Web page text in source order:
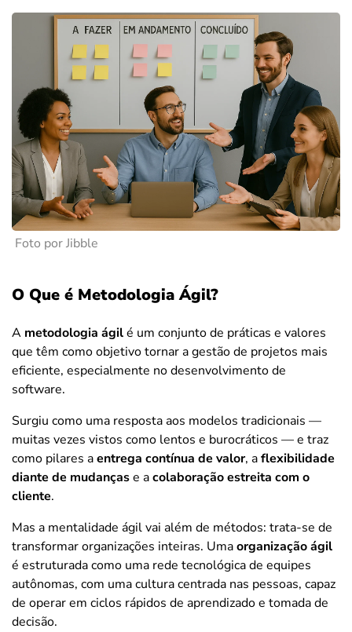
Foto por Jibble
O Que é Metodologia Ágil?
A metodologia ágilé um conjunto de práticas e valores
que têm como objetivo tornar a gestão de projetos mais
eficiente, especialmente no desenvolvimento de
software.
Surgiu como uma resposta aos modelos tradicionais —
muitas vezes vistos como lentos e burocráticos — e traz
como pilares aentrega contínua de valor, aflexibilidade
diante de mudançase acolaboração estreita com o
cliente.
Mas a mentalidade ágil vai além de métodos: trata-se de
transformar organizações inteiras. Umaorganização ágil
é estruturada como uma rede tecnológica de equipes
autônomas, com uma cultura centrada nas pessoas, capaz
de operar em ciclos rápidos de aprendizado e tomada de
decisão.